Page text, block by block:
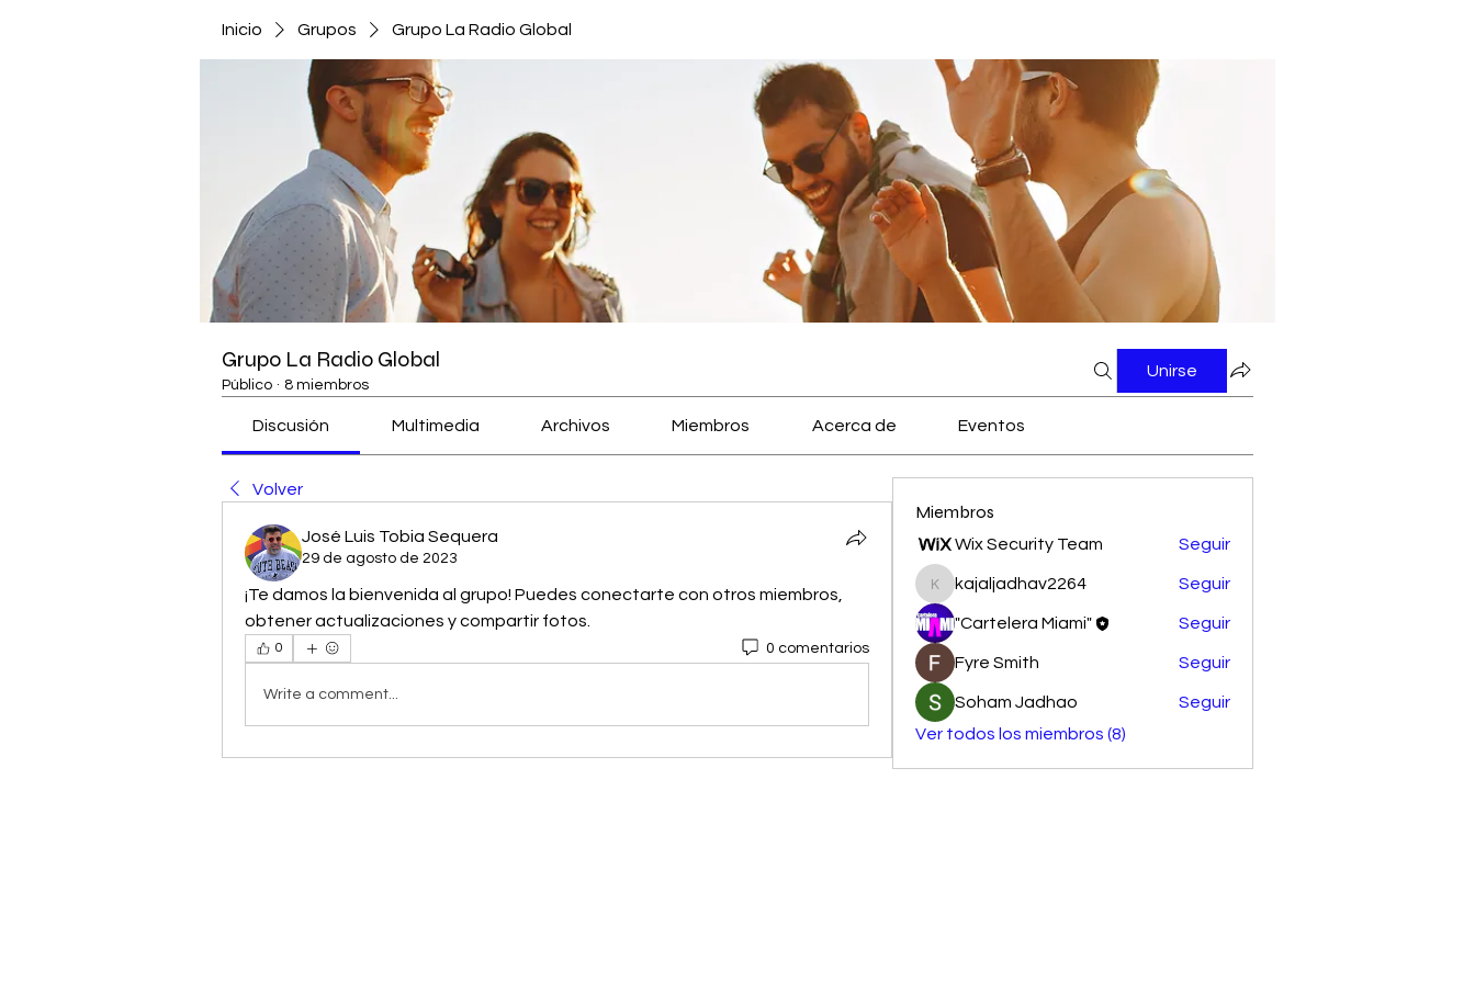
Inicio Grupos Grupo La Radio Global
Grupo La Radio Global
Público · 8 miembros
Unirse
Discusión Multimedia Archivos Miembros Acerca de Eventos
Volver
José Luis Tobia Sequera
29 de agosto de 2023
¡Te damos la bienvenida al grupo! Puedes conectarte con otros miembros,
obtener actualizaciones y compartir fotos.
0 0 comentarios
Write a comment...
Miembros
Wix Security Team Seguir
kajaljadhav2264
kajaljadhav2264 Seguir
"Cartelera Miami" Seguir
Fyre Smith Seguir
Soham Jadhao
Seguir
Ver todos los miembros (8)